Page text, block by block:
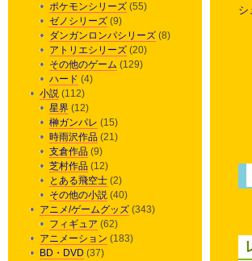
シ
ポケモンシリーズ (55)
ゼノシリーズ (9)
ダンガンロンパシリーズ (8)
アトリエシリーズ (20)
その他のゲーム (129)
ハード (4)
小説 (112)
星界 (12)
榊ガンパレ (15)
時雨沢作品 (21)
支倉作品 (9)
芝村作品 (12)
とある飛空士 (2)
その他の小説 (40)
アニメ/ゲームグッズ (343)
フィギュア (62)
アニメーション (183)
BD・DVD (37)